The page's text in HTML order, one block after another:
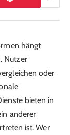
hängt
Nutzer
oder
bieten in
anderer
ist. Wer